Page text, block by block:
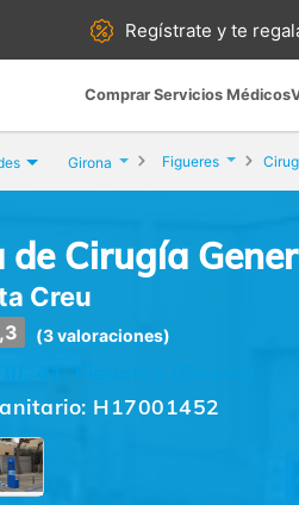
Regístrate yte
Comprar Servicios Médicos
Girona Figueres
de Cirugía
Creu
(3 valoraciones)
H17001452